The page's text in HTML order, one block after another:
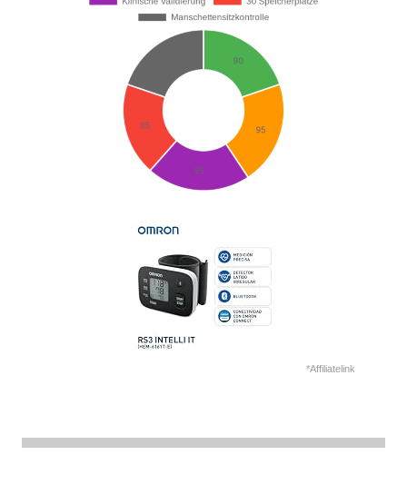
*Affiliatelink